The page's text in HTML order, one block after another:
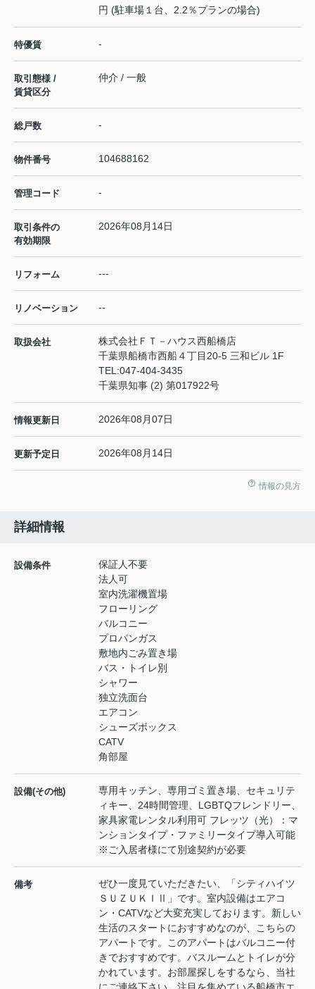
円 (駐車場１台、2.2％プランの場合)
特優賃 -
取引態様 /
賃貸区分
仲介 / 一般
総戸数 -
物件番号 104688162
管理コード -
取引条件の
有効期限
2026年08月14日
リフォーム ---
リノベーション --
取扱会社
株式会社ＦＴ－ハウス西船橋店
千葉県船橋市西船４丁目20-5 三和ビル 1F
TEL:047-404-3435
千葉県知事 (2) 第017922号
情報更新日 2026年08月07日
更新予定日 2026年08月14日
情報の見方
詳細情報
設備条件
保証人不要
法人可
室内洗濯機置場
フローリング
バルコニー
プロパンガス
敷地内ごみ置き場
バス・トイレ別
シャワー
独立洗面台
エアコン
シューズボックス
CATV
角部屋
設備(その他)
専用キッチン、専用ゴミ置き場、セキュリテ
ィキー、24時間管理、LGBTQフレンドリー、
家具家電レンタル利用可 フレッツ（光）：マ
ンションタイプ・ファミリータイプ導入可能
※ご入居者様にて別途契約が必要
備考
ぜひ一度見ていただきたい、「シティハイツ
ＳＵＺＵＫＩⅡ」です。室内設備はエアコ
ン・CATVなど大変充実しております。新しい
生活のスタートにおすすめなのが、こちらの
アパートです。このアパートはバルコニー付
きでおすすめです。バスルームとトイレが分
かれています。お部屋探しをするなら、当社